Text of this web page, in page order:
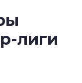
лиги